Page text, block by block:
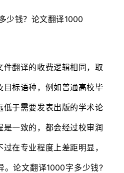
翻译的收费逻辑相同，取
目标语种，例如普通高校毕
低于需要发表出版的学术论
一致的，都会经过校审润
在专业程度上差距明显，
。论文翻译1000字多少钱?